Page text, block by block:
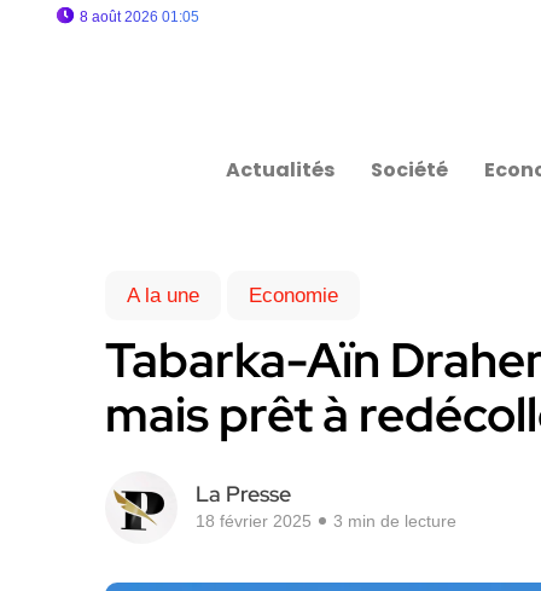
8 août 2026 01:05
Actualités Société
A la une Economie
Tabarka-Aïn
mais prêt à
La Presse
18 février 2025 3 min de lecture